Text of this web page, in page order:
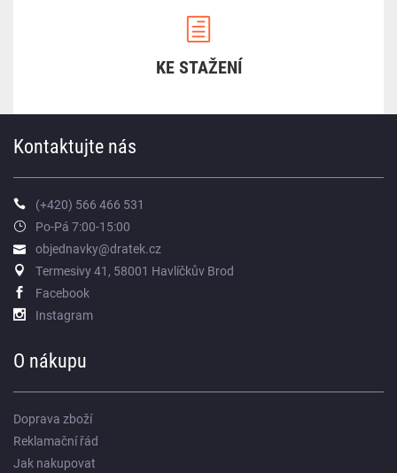
KE STAŽENÍ
Kontaktujte nás
(+420) 566 466 531
Po-Pá 7:00-15:00
objednavky@dratek.cz
Termesivy 41, 58001 Havlíčkův Brod
Facebook
Instagram
O nákupu
Doprava zboží
Reklamační řád
Jak nakupovat